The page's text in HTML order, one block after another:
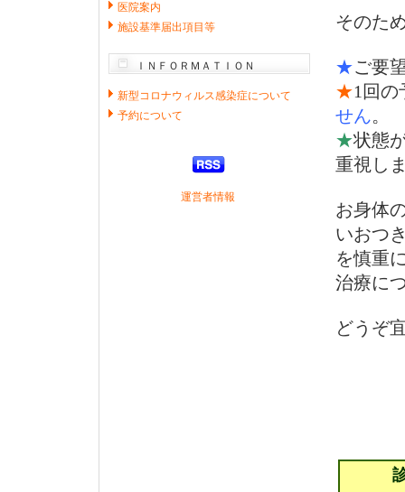
医院案内
施設基準届出項目等
ＩＮＦＯＲＭＡＴＩＯＮ
新型コロナウィルス感染症について
予約について
運営者情報
そのた
★ご要
★1回の
せん。
★状態
重視し
お身体
いおつ
を慎重
治療に
どうぞ